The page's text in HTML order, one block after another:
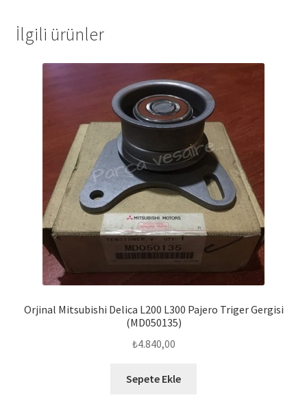
İlgili ürünler
Orjinal Mitsubishi Delica L200 L300 Pajero Triger Gergisi
(MD050135)
₺4.840,00
Sepete Ekle